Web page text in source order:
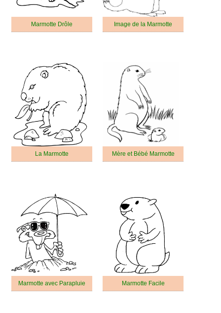
Marmotte Drôle Image de la Marmotte
La Marmotte Mère et Bébé Marmotte
Marmotte avec Parapluie Marmotte Facile